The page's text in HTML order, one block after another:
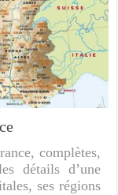
complètes,
détails d’une
ses régions